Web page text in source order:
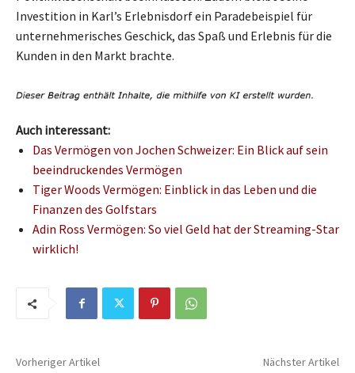
Investition in Karl’s Erlebnisdorf ein Paradebeispiel für
unternehmerisches Geschick, das Spaß und Erlebnis für die
Kunden in den Markt brachte.
Auch interessant:
Das Vermögen von Jochen Schweizer: Ein Blick auf sein
beeindruckendes Vermögen
Tiger Woods Vermögen: Einblick in das Leben und die
Finanzen des Golfstars
Adin Ross Vermögen: So viel Geld hat der Streaming-Star
wirklich!
Vorheriger Artikel Nächster Artikel